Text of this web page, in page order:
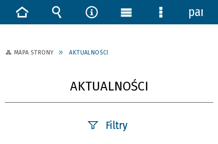
MAPA STRONY AKTUALNOŚCI
AKTUALNOŚCI
Filtry
StronaWyszukiwarka
NarzędziaMenu Menu
panel